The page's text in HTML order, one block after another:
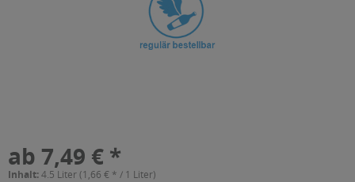
ab 7,49 € *
Inhalt:4.5 Liter (1,66 € * / 1 Liter)